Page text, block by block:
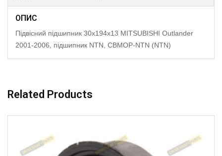
ОПИС
Підвісний підшипник 30x194x13 MITSUBISHI Outlander
2001-2006, підшипник NTN, CBMOP-NTN (NTN)
Related Products